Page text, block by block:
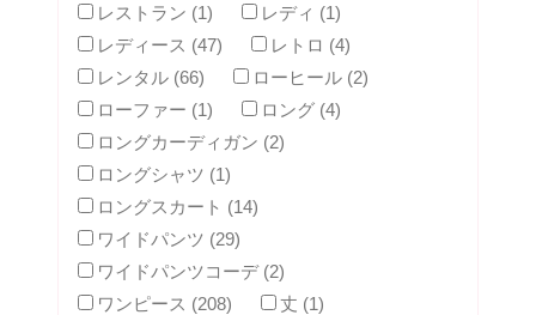
レストラン (1)
レディ (1)
レディース (47)
レトロ (4)
レンタル (66)
ローヒール (2)
ローファー (1)
ロング (4)
ロングカーディガン (2)
ロングシャツ (1)
ロングスカート (14)
ワイドパンツ (29)
ワイドパンツコーデ (2)
ワンピース (208)
丈 (1)